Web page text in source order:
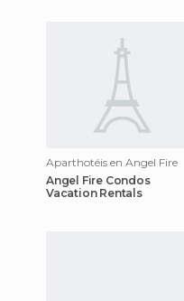
Aparthotéis en Angel Fire
Angel Fire Condos
Vacation Rentals